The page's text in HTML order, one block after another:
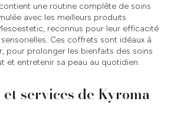
une routine complète de soins
avec les meilleurs produits
reconnus pour leur efficacité
Ces coffrets sont idéaux à
pour prolonger les bienfaits des soins
et entretenir sa peau au quotidien.
services de Kyroma